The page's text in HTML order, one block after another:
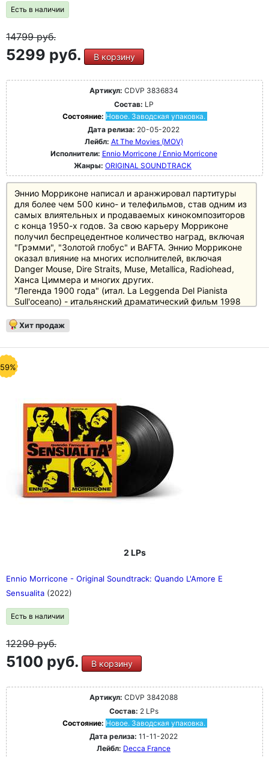
Есть в наличии
14799руб.
5299 руб. В корзину
Артикул: CDVP 3836834
Состав: LP
Состояние: Новое. Заводская упаковка.
Дата релиза: 20-05-2022
Лейбл: At The Movies (MOV)
Исполнители: Ennio Morricone / Ennio Morricone
Жанры: ORIGINAL SOUNDTRACK
Эннио Морриконе написал и аранжировал партитуры
для более чем 500 кино- и телефильмов, став одним из
самых влиятельных и продаваемых кинокомпозиторов
с конца 1950-х годов. За свою карьеру Морриконе
получил беспрецедентное количество наград, включая
"Грэмми", "Золотой глобус" и BAFTA. Эннио Морриконе
оказал влияние на многих исполнителей, включая
Danger Mouse, Dire Straits, Muse, Metallica, Radiohead,
Ханса Циммера и многих других.
"Легенда 1900 года" (итал. La Leggenda Del Pianista
Sull'oceano) - итальянский драматический фильм 1998
Прюиттом Тейлором Винсом и Мелани Тьерри в
главных ролях. Фильм снят по мотивам монолога
года" был номинирован на ряд международных
премий и получил несколько наград за свой саундтрек,
включая "Золотой глобус" за лучшую оригинальную
диск "The Legend Of 1900" выпущен на черном виниле
и включает в себя вкладыш.
Хит продаж
2 LPs
Ennio Morricone - Original Soundtrack: Quando L'Amore E
Sensualita (2022)
Есть в наличии
12299руб.
5100 руб. В корзину
Артикул: CDVP 3842088
Состав: 2 LPs
Состояние: Новое. Заводская упаковка.
Дата релиза: 11-11-2022
Лейбл: Decca France